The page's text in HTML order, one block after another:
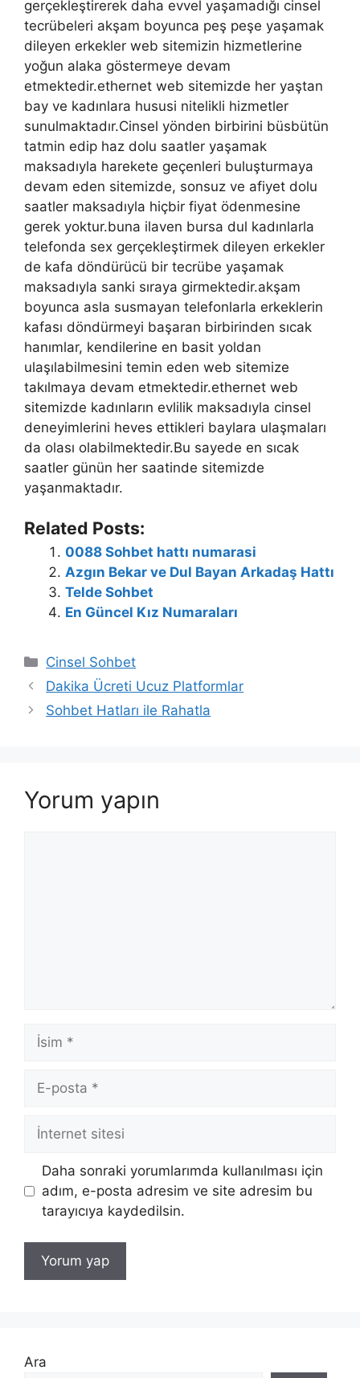
gerçekleştirerek daha evvel yaşamadığı cinsel
tecrübeleri akşam boyunca peş peşe yaşamak
dileyen erkekler web sitemizin hizmetlerine
yoğun alaka göstermeye devam
etmektedir.ethernet web sitemizde her yaştan
bay ve kadınlara hususi nitelikli hizmetler
sunulmaktadır.Cinsel yönden birbirini büsbütün
tatmin edip haz dolu saatler yaşamak
maksadıyla harekete geçenleri buluşturmaya
devam eden sitemizde, sonsuz ve afiyet dolu
saatler maksadıyla hiçbir fiyat ödenmesine
gerek yoktur.buna ilaven bursa dul kadınlarla
telefonda sex gerçekleştirmek dileyen erkekler
de kafa döndürücü bir tecrübe yaşamak
maksadıyla sanki sıraya girmektedir.akşam
boyunca asla susmayan telefonlarla erkeklerin
kafası döndürmeyi başaran birbirinden sıcak
hanımlar, kendilerine en basit yoldan
ulaşılabilmesini temin eden web sitemize
takılmaya devam etmektedir.ethernet web
sitemizde kadınların evlilik maksadıyla cinsel
deneyimlerini heves ettikleri baylara ulaşmaları
da olası olabilmektedir.Bu sayede en sıcak
saatler günün her saatinde sitemizde
yaşanmaktadır.
Related Posts:
0088 Sohbet hattı numarasi
Azgın Bekar ve Dul Bayan Arkadaş Hattı
Telde Sohbet
En Güncel Kız Numaraları
Kategoriler
Cinsel Sohbet
Dakika Ücreti Ucuz Platformlar
Sohbet Hatları ile Rahatla
Yorum yapın
İsim
posta
İnternet
Daha sonraki yorumlarımda kullanılması için
adım, e-posta adresim ve site adresim bu
tarayıcıya kaydedilsin.
Ara